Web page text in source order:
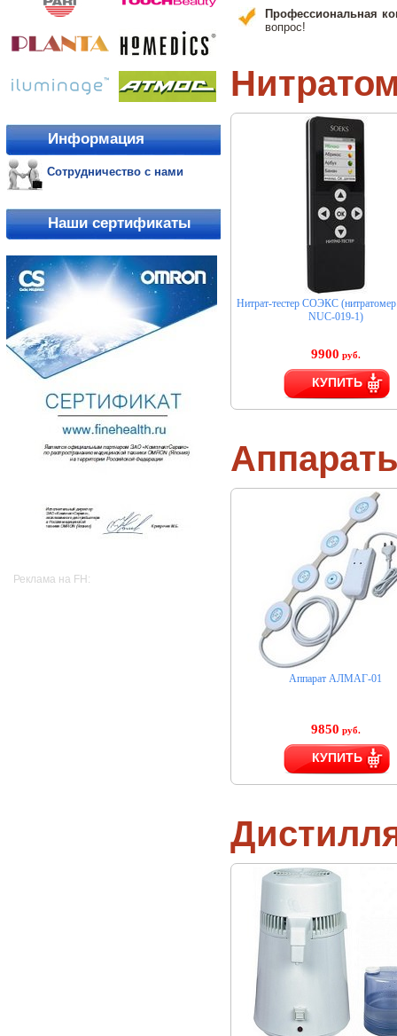
Информация
Сотрудничество с нами
Наши сертификаты
Реклама на FH:
Профессиональная
вопрос!
Нитрат-тестер СОЭКС
NUC-019-1)
9900 руб.
КУПИТЬ
Аппарат АЛМАГ-01
9850 руб.
КУПИТЬ